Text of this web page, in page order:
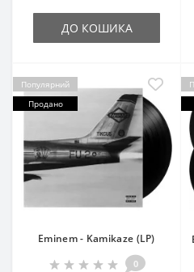
ДО КОШИКА
Популярний
Продано
Eminem - Kamikaze (LP)
0